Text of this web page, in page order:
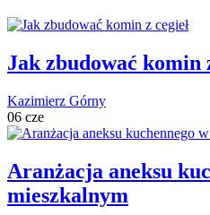
Jak zbudować komin
Kazimierz Górny
06 cze
Aranżacja aneksu
mieszkalnym